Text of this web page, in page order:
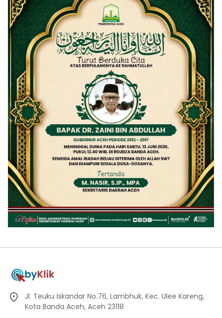
Jl. Teuku Iskandar No.76, Lambhuk, Kec. Ulee Kareng,
Kota Banda Aceh, Aceh 23118